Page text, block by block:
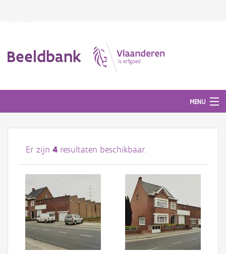
Beeldbank
MENU
Afbeeldingen
#BeeldIndeKijker
Hergebruik
Over ons
Aanmelden
Er zijn 4 resultaten beschikbaar.